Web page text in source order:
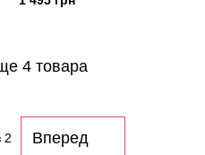
4 товара
2 Вперед